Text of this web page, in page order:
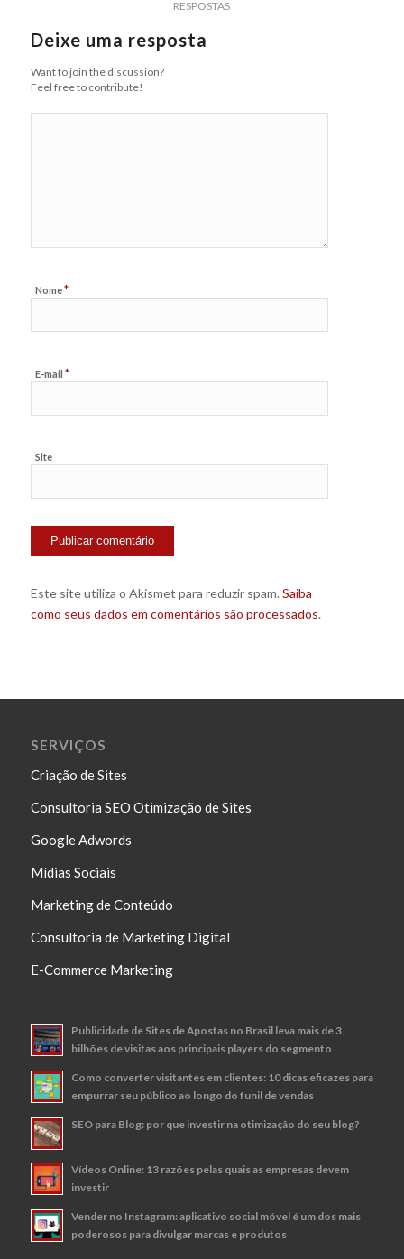
RESPOSTAS
Deixe uma resposta
Want to join the discussion?
Feel free to contribute!
Nome*
E-mail *
Site
Este site utiliza o Akismet para reduzir spam. Saiba
como seus dados em comentários são processados.
SERVIÇOS
Criação de Sites
Consultoria SEO Otimização de Sites
Google Adwords
Mídias Sociais
Marketing de Conteúdo
Consultoria de Marketing Digital
E-Commerce Marketing
Publicidade de Sites de Apostas no Brasil leva mais de 3
bilhões de visitas aos principais players do segmento
Como converter visitantes em clientes: 10 dicas eficazes para
empurrar seu público ao longo do funil de vendas
SEO para Blog: por que investir na otimização do seu blog?
Vídeos Online: 13 razões pelas quais as empresas devem
investir
Vender no Instagram: aplicativo social móvel é um dos mais
poderosos para divulgar marcas e produtos